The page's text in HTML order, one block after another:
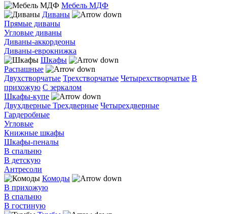
Мебель МДФ
Диваны
Прямые диваны
Угловые диваны
Диваны-аккордеоны
Диваны-еврокнижка
Шкафы
Распашные
Двухстворчатые Трехстворчатые Четырехстворчатые В
прихожую С зеркалом
Шкафы-купе
Двухдверные Трехдверные Четырехдверные
Гардеробные
Угловые
Книжные шкафы
Шкафы-пеналы
В спальню
В детскую
Антресоли
Комоды
В прихожую
В спальню
В гостиную